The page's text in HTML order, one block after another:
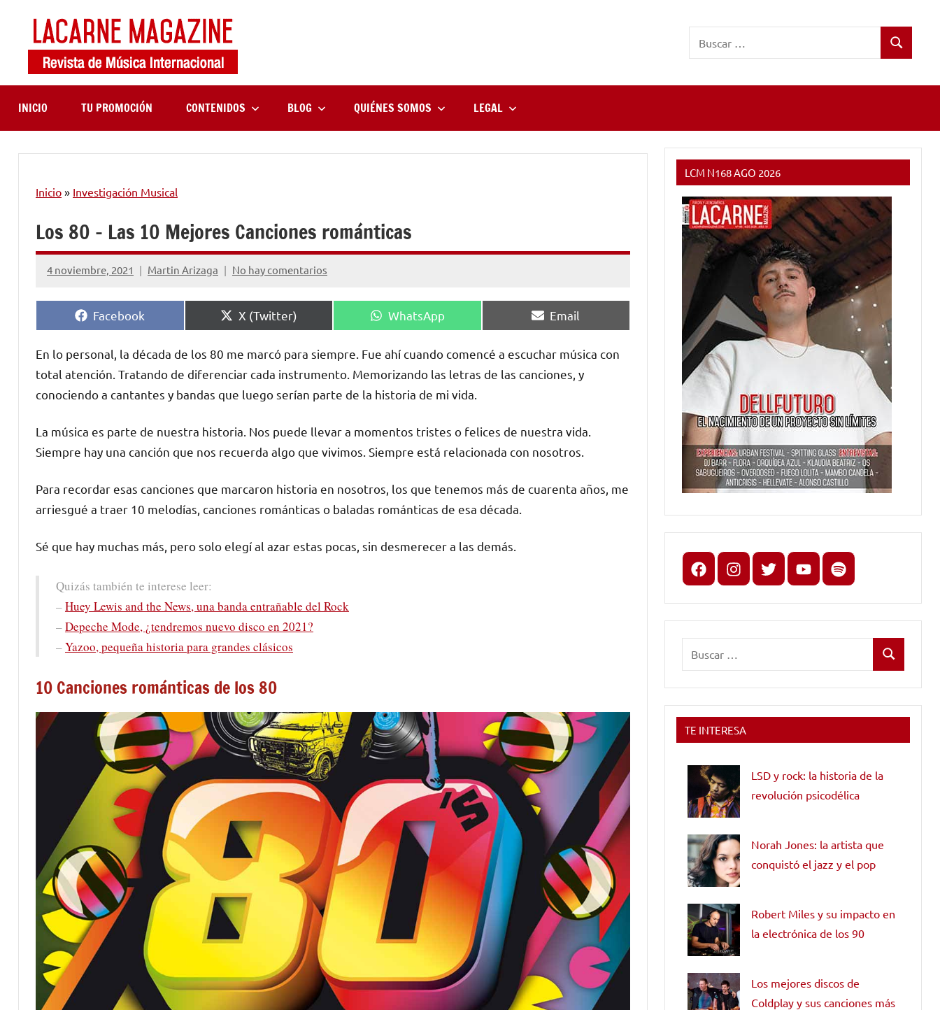
contenido
Magazine
música
internacional
Buscar
INICIO TU PROMOCIÓN CONTENIDOS BLOG QUIÉNES SOMOS LEGAL
Inicio » Investigación Musical
Los 80 – Las 10 Mejores Canciones románticas
4 noviembre, 2021 Martin Arizaga No hay comentarios
Compartir
en
Facebook
Compartir
en
X (Twitter)
Compartir
en
WhatsApp
Compartir
en
Email
En lo personal, la década de los 80 me marcó para siempre. Fue ahí cuando comencé a escuchar música con
total atención. Tratando de diferenciar cada instrumento. Memorizando las letras de las canciones, y
conociendo a cantantes y bandas que luego serían parte de la historia de mi vida.
La música es parte de nuestra historia. Nos puede llevar a momentos tristes o felices de nuestra vida.
Siempre hay una canción que nos recuerda algo que vivimos. Siempre está relacionada con nosotros.
Para recordar esas canciones que marcaron historia en nosotros, los que tenemos más de cuarenta años, me
arriesgué a traer 10 melodías, canciones románticas o baladas románticas de esa década.
Sé que hay muchas más, pero solo elegí al azar estas pocas, sin desmerecer a las demás.
Quizás también te interese leer:
–Huey Lewis and the News, una banda entrañable del Rock
–Depeche Mode, ¿tendremos nuevo disco en 2021?
–Yazoo, pequeña historia para grandes clásicos
10 Canciones románticas de los 80
LCM N168 AGO 2026
FacebookInstagram
X youtubespotify
Buscar
TE INTERESA
LSD y rock: la historia de la
revolución psicodélica
Norah Jones: la artista que
conquistó el jazz y el pop
Robert Miles y su impacto en
la electrónica de los 90
Los mejores discos de
Coldplay y sus canciones más